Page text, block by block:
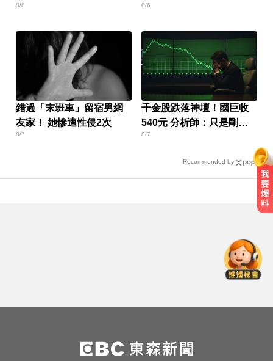
8/8 8/6
錯過「末班車」留宿男網
友家！ 她慘遭性侵2次
8/7
千金股跌落神壇！國巨收
540元 分析師：只是剛開
始
8/7
Recommended by
最大建築」 亮點一次看
破解無數養生迷思！林慶順教授「4
月意外離世」女兒悲痛證實